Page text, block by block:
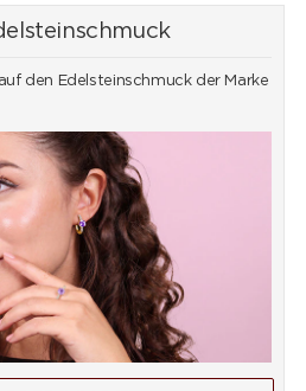
den Edelsteinschmuck der Marke